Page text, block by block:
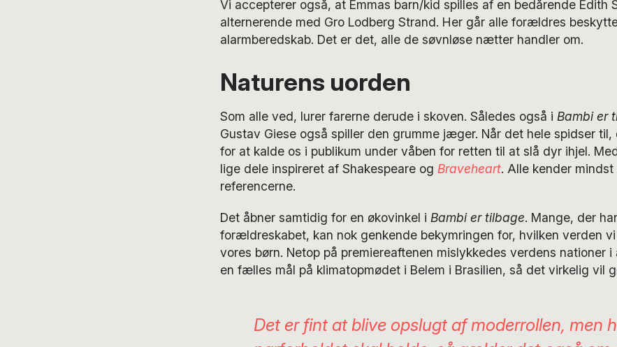
Vi accepterer også, at Emmas barn/kid spilles af en bedårende Edith
alternerende med Gro Lodberg Strand. Her går alle forældres
alarmberedskab. Det er det, alle de søvnløse nætter handler om.
Naturens uorden
Som alle ved, lurer farerne derude i skoven. Således også i Bambi er
Gustav Giese også spiller den grumme jæger. Når det hele spidser til,
for at kalde os i publikum under våben for retten til at slå dyr ihjel.
lige dele inspireret af Shakespeare og Braveheart. Alle kender mindst
referencerne.
Det åbner samtidig for en økovinkel i Bambi er tilbage. Mange, der
forældreskabet, kan nok genkende bekymringen for, hvilken verden
vores børn. Netop på premiereaftenen mislykkedes verdens nationer
en fælles mål på klimatopmødet i Belem i Brasilien, så det virkelig vil
Det er fint at blive opslugt af moderrollen, men